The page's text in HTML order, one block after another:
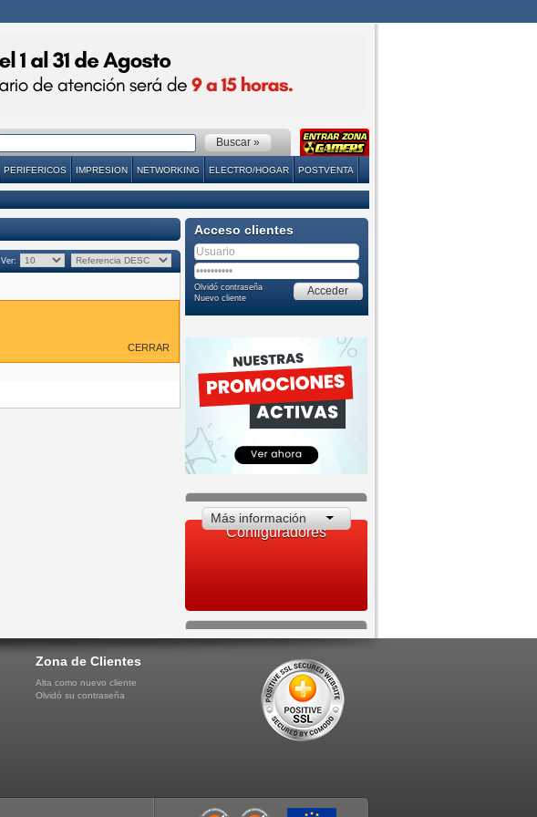
PERIFERICOS IMPRESION NETWORKING ELECTRO/HOGAR POSTVENTA
Ver:
CERRAR
Acceso clientes
Olvidó contraseña
Nuevo cliente
Configuradores
Más información
Zona de Clientes
Alta como nuevo cliente
Olvidó su contraseña